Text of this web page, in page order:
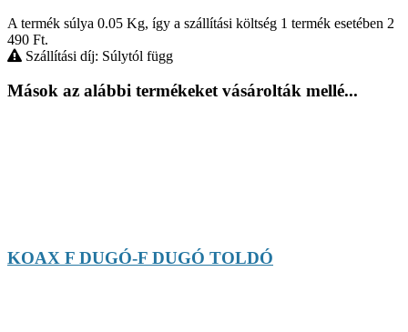
A termék súlya 0.05 Kg, így a szállítási költség 1 termék esetében 2
490 Ft.
Szállítási díj: Súlytól függ
Mások az alábbi termékeket vásárolták mellé...
KOAX F DUGÓ-F DUGÓ TOLDÓ